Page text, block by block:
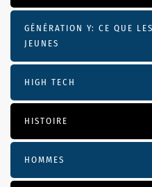
GÉNÉRATION Y: CE QUE
JEUNES
HIGH TECH
HISTOIRE
HOMMES